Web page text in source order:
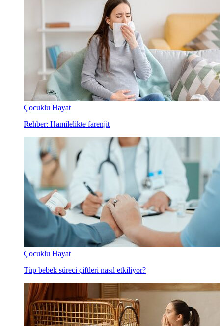
Çocuklu Hayat
Rehber: Hamilelikte farenjit
Çocuklu Hayat
Tüp bebek süreci çiftleri nasıl etkiliyor?